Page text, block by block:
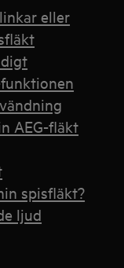
eller
funktionen
AEG-fläkt
spisfläkt?
ljud